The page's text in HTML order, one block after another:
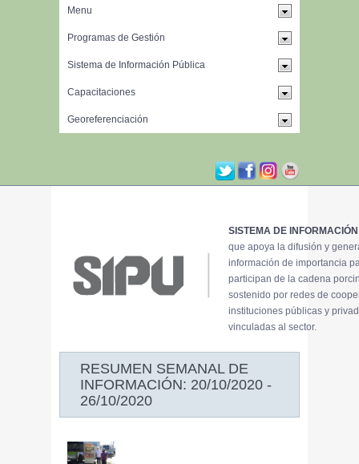
SISTEMA DE
que apoya la difusión y
información de importancia
participan de la cadena
sostenido por redes de
instituciones públicas y
vinculadas al sector.
RESUMEN SEMANAL DE
INFORMACIÓN: 20/10/2020 -
26/10/2020